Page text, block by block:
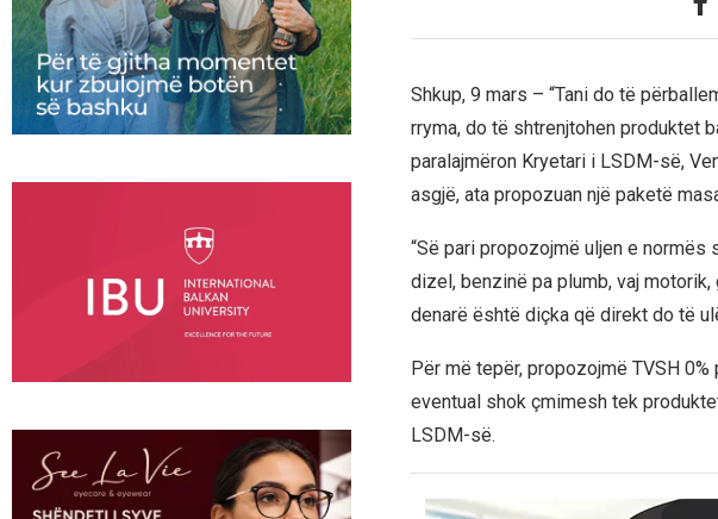
Shkup, 9 mars – “Tani do të
rryma, do të shtrenjtohen produktet
paralajmëron Kryetari i LSDM-së,
asgjë, ata propozuan një paketë
“Së pari propozojmë uljen e
dizel, benzinë pa plumb, vaj
denarë është diçka që direkt do të
Për më tepër, propozojmë TVSH
eventual shok çmimesh tek
LSDM-së.